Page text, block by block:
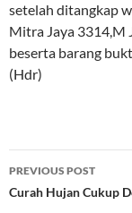
setelah ditangkap
Mitra Jaya 3314,M
beserta barang
(Hdr)
Post
navigation
PREVIOUS POST
Curah Hujan Cukup